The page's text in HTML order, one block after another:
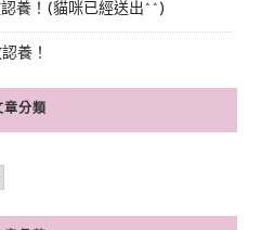
認養！(貓咪已經送出^^)
養！
章分類